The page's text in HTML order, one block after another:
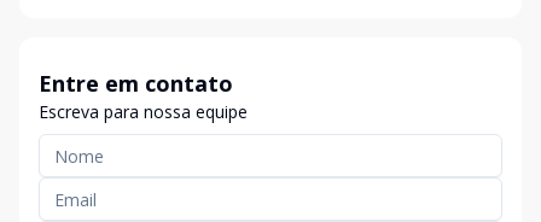
Entre em contato
Escreva para nossa equipe